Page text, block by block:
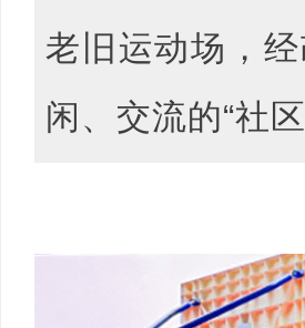
老旧运动场，
闲、交流的“社区